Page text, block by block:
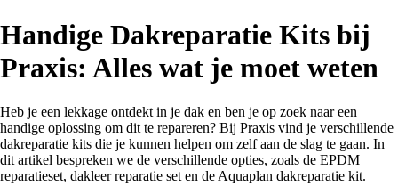
Handige Dakreparatie Kits bij
Praxis: Alles wat je moet weten
Heb je een lekkage ontdekt in je dak en ben je op zoek naar een
handige oplossing om dit te repareren? Bij Praxis vind je verschillende
dakreparatie kits die je kunnen helpen om zelf aan de slag te gaan. In
dit artikel bespreken we de verschillende opties, zoals de EPDM
reparatieset, dakleer reparatie set en de Aquaplan dakreparatie kit.